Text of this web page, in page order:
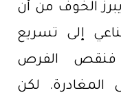
الخوف من أن
إلى تسريع
فنقص الفرص
المغادرة. لكن